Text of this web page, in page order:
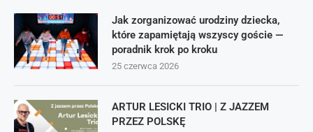
Jak zorganizować urodziny dziecka,
które zapamiętają wszyscy goście —
poradnik krok po kroku
25 czerwca 2026
ARTUR LESICKI TRIO | Z JAZZEM
PRZEZ POLSKĘ